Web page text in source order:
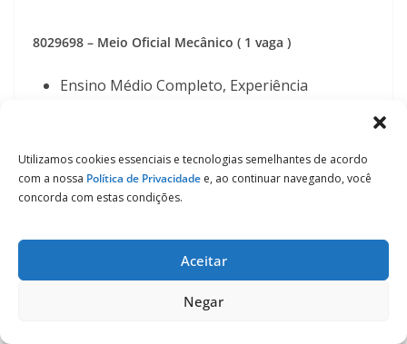
Utilizamos cookies essenciais e tecnologias semelhantes de acordo
com a nossa Política de Privacidade e, ao continuar navegando, você
concorda com estas condições.
Aceitar
Negar
8029698 – Meio Oficial Mecânico ( 1 vaga )
Ensino Médio Completo, Experiência
8014020 – Mestre de Obras ( 1 vaga )
comprovada em carteira
7970211 – Montador ( 5 vagas )